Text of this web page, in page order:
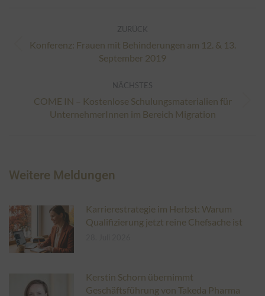
ZURÜCK
Vorheriger
Beitrag:
Konferenz: Frauen mit Behinderungen am 12. & 13.
September 2019
NÄCHSTES
Nächster
Beitrag:
COME IN – Kostenlose Schulungsmaterialien für
UnternehmerInnen im Bereich Migration
Weitere Meldungen
Karrierestrategie im Herbst: Warum
Qualifizierung jetzt reine Chefsache ist
Kerstin Schorn übernimmt
Geschäftsführung von Takeda Pharma